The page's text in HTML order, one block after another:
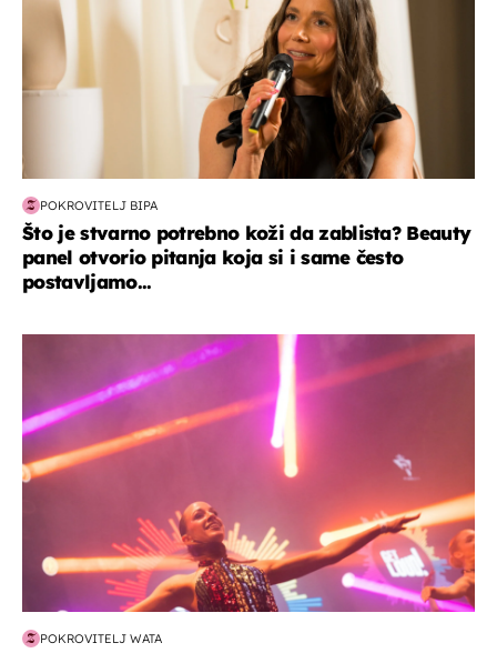
POKROVITELJ BIPA
Što je stvarno potrebno koži da zablista? Beauty
panel otvorio pitanja koja si i same često
postavljamo...
POKROVITELJ WATA